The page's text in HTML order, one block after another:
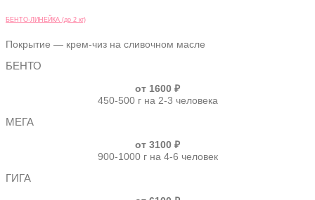
БЕНТО-ЛИНЕЙКА (до 2 кг)
Покрытие — крем-чиз на сливочном масле
БЕНТО
от 1600 ₽
450-500 г на 2-3 человека
МЕГА
от 3100 ₽
900-1000 г на 4-6 человек
ГИГА